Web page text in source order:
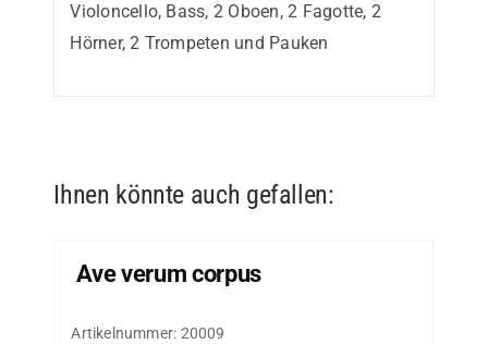
Menge
Violoncello, Bass, 2 Oboen, 2 Fagotte, 2
Hörner, 2 Trompeten und Pauken
Ihnen könnte auch gefallen:
Ave verum corpus
Artikelnummer: 20009